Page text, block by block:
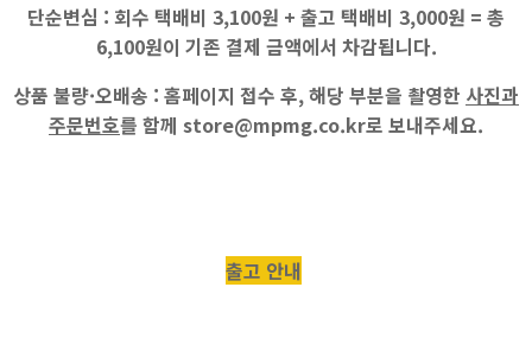
단순변심 : 회수 택배비 3,100원 + 출고 택배비 3,000원 = 총
6,100원이 기존 결제 금액에서 차감됩니다.
상품 불량·오배송 : 홈페이지 접수 후, 해당 부분을 촬영한 사진과
주문번호를 함께 store@mpmg.co.kr로 보내주세요.
출고 안내